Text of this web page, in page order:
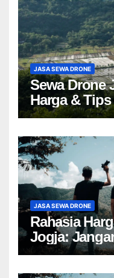
JASA SEWA DRONE
Sewa Drone
Harga &
JASA SEWA DRONE
Rahasia
Jogja: